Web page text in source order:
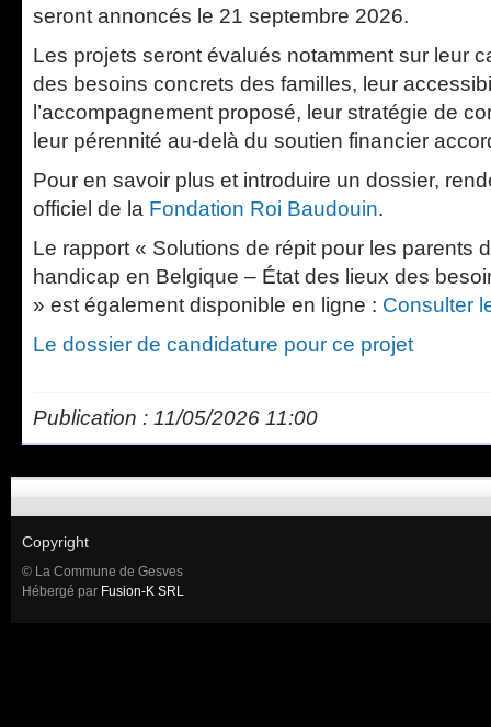
seront annoncés le 21 septembre 2026.
Les projets seront évalués notamment sur leur
des besoins concrets des familles, leur
l’accompagnement proposé, leur stratégie de
leur pérennité au-delà du soutien financier
Pour en savoir plus et introduire un dossier,
officiel de la Fondation Roi Baudouin.
Le rapport « Solutions de répit pour les parents
handicap en Belgique – État des lieux des
» est également disponible en ligne : Consulter
Le dossier de candidature pour ce projet
Publication : 11/05/2026 11:00
Copyright
© La Commune de Gesves
Hébergé par Fusion-K SRL